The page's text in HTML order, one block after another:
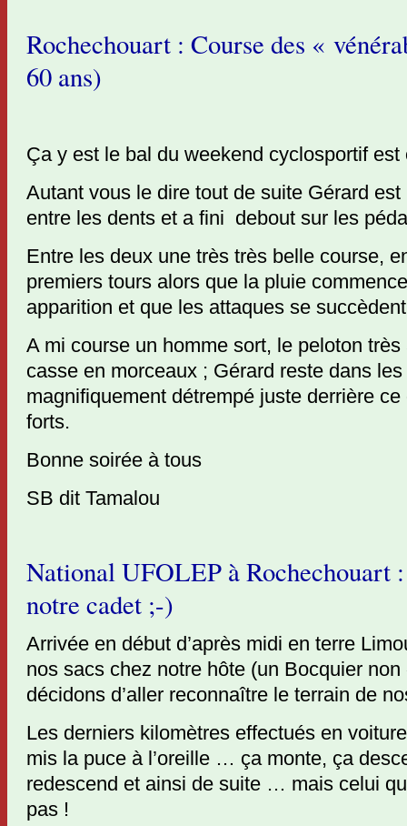
Rochechouart : Course des «
60 ans)
Ça y est le bal du weekend cyclosportif est
Autant vous le dire tout de suite Gérard
entre les dents et a fini debout sur les
Entre les deux une très très belle course,
premiers tours alors que la pluie
apparition et que les attaques se
A mi course un homme sort, le peloton très
casse en morceaux ; Gérard reste dans
magnifiquement détrempé juste derrière ce
forts.
Bonne soirée à tous
SB dit Tamalou
National UFOLEP à Rochechouart
notre cadet ;-)
Arrivée en début d’après midi en terre
nos sacs chez notre hôte (un Bocquier
décidons d’aller reconnaître le terrain de
Les derniers kilomètres effectués en
mis la puce à l’oreille … ça monte, ça
redescend et ainsi de suite … mais celui
pas !